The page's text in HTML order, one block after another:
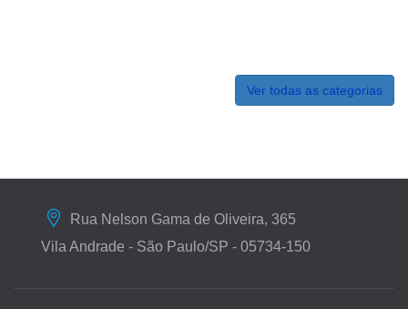
Ver todas as categorias
Rua Nelson Gama de Oliveira, 365
Vila Andrade - São Paulo/SP - 05734-150